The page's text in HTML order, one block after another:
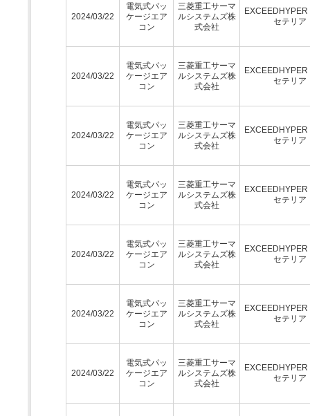
2024/03/22
電気式パッ
ケージエア
コン
三菱重工サーマ
ルシステムズ株
式会社
EXCEEDHYPER
セテリア
2024/03/22
電気式パッ
ケージエア
コン
三菱重工サーマ
ルシステムズ株
式会社
EXCEEDHYPER
セテリア
2024/03/22
電気式パッ
ケージエア
コン
三菱重工サーマ
ルシステムズ株
式会社
EXCEEDHYPER
セテリア
2024/03/22
電気式パッ
ケージエア
コン
三菱重工サーマ
ルシステムズ株
式会社
EXCEEDHYPER
セテリア
2024/03/22
電気式パッ
ケージエア
コン
三菱重工サーマ
ルシステムズ株
式会社
EXCEEDHYPER
セテリア
2024/03/22
電気式パッ
ケージエア
コン
三菱重工サーマ
ルシステムズ株
式会社
EXCEEDHYPER
セテリア
2024/03/22
電気式パッ
ケージエア
コン
三菱重工サーマ
ルシステムズ株
式会社
EXCEEDHYPER
セテリア